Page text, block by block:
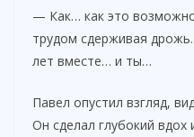
— Как… как это
трудом сдерживая
лет вместе… и ты…
Павел опустил взгляд,
Он сделал глубокий вдох